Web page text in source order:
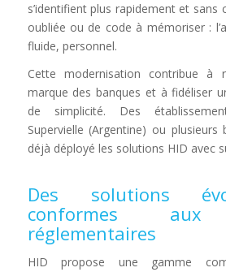
s’identifient plus rapidement et sans
oubliée ou de code à mémoriser :
fluide, personnel.
Cette modernisation contribue à
marque des banques et à fidéliser
de simplicité. Des
Supervielle (Argentine) ou
déjà déployé les solutions HID avec
Des solutions
conformes aux
réglementaires
HID propose une gamme